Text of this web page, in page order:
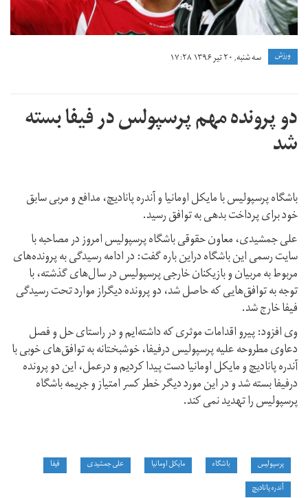
ورزش سه شنبه, ۲۰ تیر ۱۳۹۶ ۱۷:۲۸
دو پرونده مهم پرسپولس در فیفا بسته
شد
باشگاه پرسپولیس با مایکل اومانیا و آندره پانادیچ، مدافع و مربی سابق
خود برای پرداخت بدهی به توافق رسید.
علی جمشیدی، معاون حقوقی باشگاه پرسپولیس امروز در مصاحبه با
سایت رسمی این باشگاه دراین باره گفت: در ادامه رسیدگی به پرونده‌های
مربوط به مربیان و بازیکنان خارجی پرسپولیس در سال‌های گذشته، با
توجه به توافق‌هایی که حاصل شد، دو پرونده دیگراز موارد تحت رسیدگی
فیفا خارج شد.
وی افزود: پیرو اقدامات موثری که داشته‌ایم و در راستای حل و فصل
دعاوی مطروحه علیه پرسپولیس درفیفا، خوشبختانه به توافق‌های خوبی با
آندره پانادیچ و مایکل اومانیا دست پیدا کردیم و درعمل، این دو پرونده‌
درفیفا بسته شد و در این مورد دیگر خطر کسر امتیاز و جریمه باشگاه
پرسپولیس را تهدید نمی کند.
پرسپولیس باشگاه مایکل اومانیا علی جمشیدی
فیفا
آندره پانادیچ